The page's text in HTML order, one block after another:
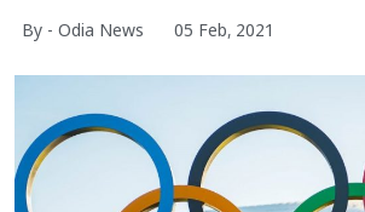
By - Odia News 05 Feb, 2021